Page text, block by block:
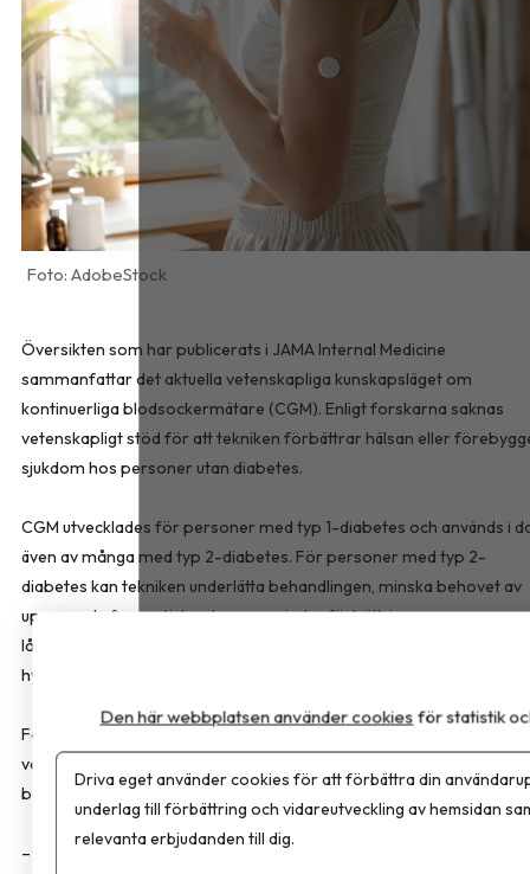
AdobeStock
Översikten som har publicerats i JAMA Internal Medicine
sammanfattar det aktuella vetenskapliga kunskapsläget om
kontinuerliga blodsockermätare (CGM). Enligt forskarna saknas
vetenskapligt stöd för att tekniken förbättrar hälsan eller
sjukdom hos personer utan diabetes.
CGM utvecklades för personer med typ 1-diabetes och används i
även av många med typ 2-diabetes. För personer med typ 2-
diabetes kan tekniken underlätta behandlingen, minska behovet av
upprepade fingerstick och ge en mindre förbättring av
långtidsblodsockret, särskilt hos personer med ökad risk för
hypoglykemi.
För personer utan diabetes fann forskarna däremot inget
vetenskapligt stöd för att kontinuerlig blodsockermätning leder till
bättre hälsa eller förebygger sjukdom.
– Det här är en teknik som gör enorm nytta för vissa
Den här webbplatsen använder cookies för statistik
Driva eget använder cookies för att förbättra din
underlag till förbättring och vidareutveckling av hemsidan
relevanta erbjudanden till dig.